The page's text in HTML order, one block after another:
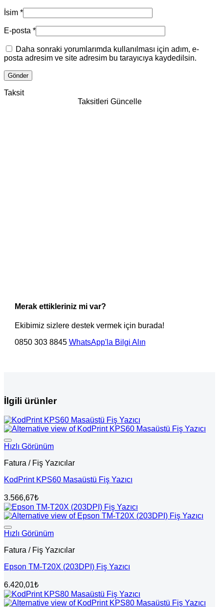
İsim *
E-posta *
Daha sonraki yorumlarımda kullanılması için adım, e-
posta adresim ve site adresim bu tarayıcıya kaydedilsin.
Taksit
Taksitleri Güncelle
Merak ettikleriniz mi var?
Ekibimiz sizlere destek vermek için burada!
0850 303 8845 WhatsApp'la Bilgi Alın
İlgili ürünler
Hızlı Görünüm
Fatura / Fiş Yazıcılar
KodPrint KPS60 Masaüstü Fiş Yazıcı
3.566,67₺
Hızlı Görünüm
Fatura / Fiş Yazıcılar
Epson TM-T20X (203DPI) Fiş Yazıcı
6.420,01₺